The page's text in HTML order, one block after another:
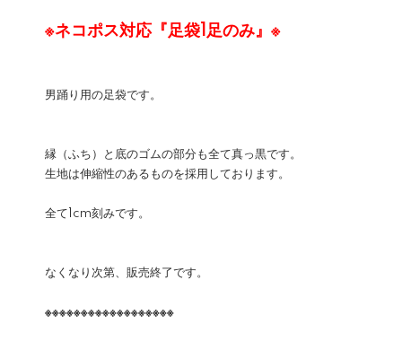
※ネコポス対応『足袋1足のみ』※
男踊り用の足袋です。
縁（ふち）と底のゴムの部分も全て真っ黒です。
生地は伸縮性のあるものを採用しております。
全て1cm刻みです。
なくなり次第、販売終了です。
※※※※※※※※※※※※※※※※※※